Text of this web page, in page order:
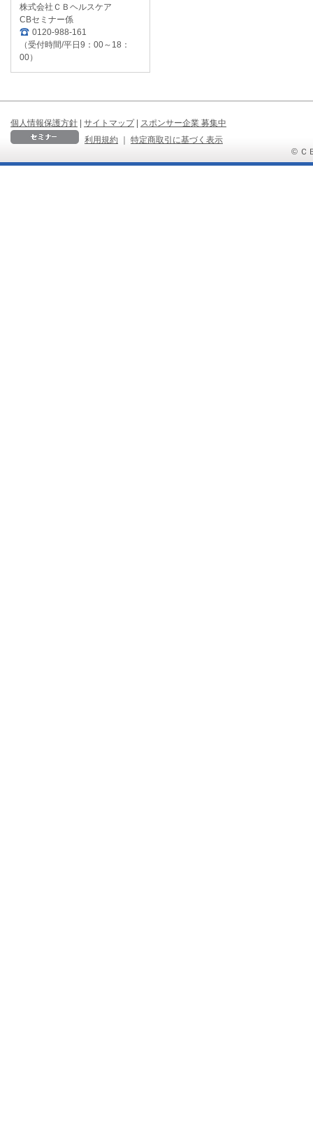
株式会社ＣＢヘルスケア
CBセミナー係
0120-988-161
（受付時間/平日9：00～18：
00）
個人情報保護方針 | サイトマップ | スポンサー企業 募集中
利用規約
｜
特定商取引に基づく表示
© Ｃ